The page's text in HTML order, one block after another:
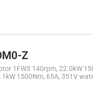
Z
1FW3 140rpm, 22.0kW
1500Nm, 65A, 351V